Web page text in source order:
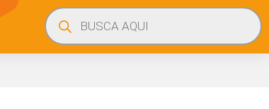
Búsqueda
de
productos